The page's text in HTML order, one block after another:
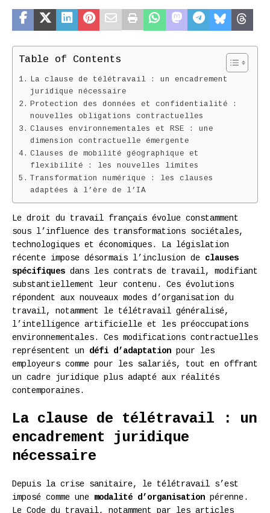
Table of Contents
La clause de télétravail : un encadrement
juridique nécessaire
Protection des données et confidentialité :
nouvelles obligations contractuelles
Clauses environnementales et RSE : une
dimension contractuelle émergente
Clauses de mobilité géographique et
flexibilité : les nouvelles limites
Transformation numérique : les clauses
adaptées à l’ère de l’IA
Le droit du travail français évolue constamment
sous l’influence des transformations sociétales,
technologiques et économiques. La législation
récente impose désormais l’inclusion de clauses
spécifiques dans les contrats de travail, modifiant
substantiellement leur contenu. Ces évolutions
répondent aux nouveaux modes d’organisation du
travail, notamment le télétravail généralisé,
l’intelligence artificielle et les préoccupations
environnementales. Ces modifications contractuelles
représentent un défi d’adaptation pour les
employeurs comme pour les salariés, tout en offrant
un cadre juridique plus adapté aux réalités
contemporaines.
La clause de télétravail : un
encadrement juridique
nécessaire
Depuis la crise sanitaire, le télétravail s’est
imposé comme une modalité d’organisation pérenne.
Le Code du travail, notamment par les articles